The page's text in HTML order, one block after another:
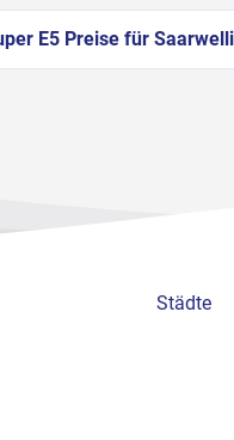
E5 Preise für
Städte